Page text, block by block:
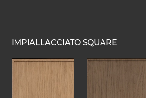
IMPIALLACCIATO SQUARE